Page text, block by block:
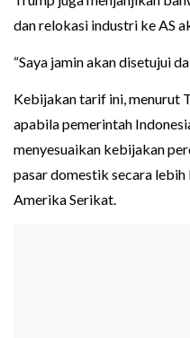
dan relokasi industri ke AS
“Saya jamin akan disetujui
Kebijakan tarif ini, menurut
apabila pemerintah
menyesuaikan kebijakan
pasar domestik secara
Amerika Serikat.